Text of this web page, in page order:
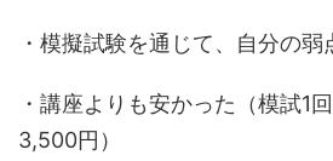
・模擬試験を通じて、自分の
・講座よりも安かった（模試1
3,500円）